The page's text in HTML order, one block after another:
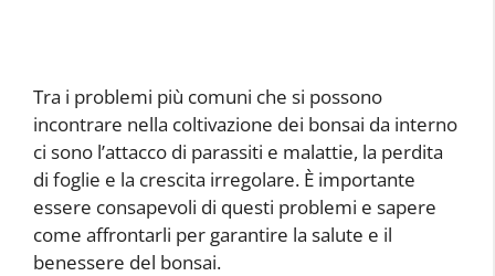
Tra i problemi più comuni che si possono
incontrare nella coltivazione dei bonsai da interno
ci sono l’attacco di parassiti e malattie, la perdita
di foglie e la crescita irregolare. È importante
essere consapevoli di questi problemi e sapere
come affrontarli per garantire la salute e il
benessere del bonsai.